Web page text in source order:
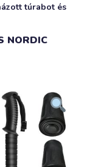
túrabot és
NORDIC